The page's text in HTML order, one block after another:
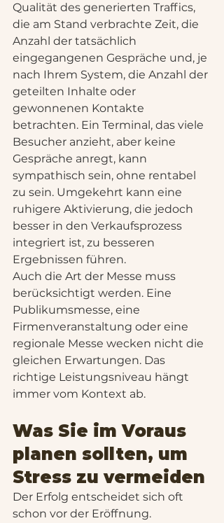
Qualität des generierten Traffics,
die am Stand verbrachte Zeit, die
Anzahl der tatsächlich
eingegangenen Gespräche und, je
nach Ihrem System, die Anzahl der
geteilten Inhalte oder
gewonnenen Kontakte
betrachten. Ein Terminal, das viele
Besucher anzieht, aber keine
Gespräche anregt, kann
sympathisch sein, ohne rentabel
zu sein. Umgekehrt kann eine
ruhigere Aktivierung, die jedoch
besser in den Verkaufsprozess
integriert ist, zu besseren
Ergebnissen führen.
Auch die Art der Messe muss
berücksichtigt werden. Eine
Publikumsmesse, eine
Firmenveranstaltung oder eine
regionale Messe wecken nicht die
gleichen Erwartungen. Das
richtige Leistungsniveau hängt
immer vom Kontext ab.
Was Sie im Voraus
planen sollten, um
Stress zu vermeiden
Der Erfolg entscheidet sich oft
schon vor der Eröffnung.